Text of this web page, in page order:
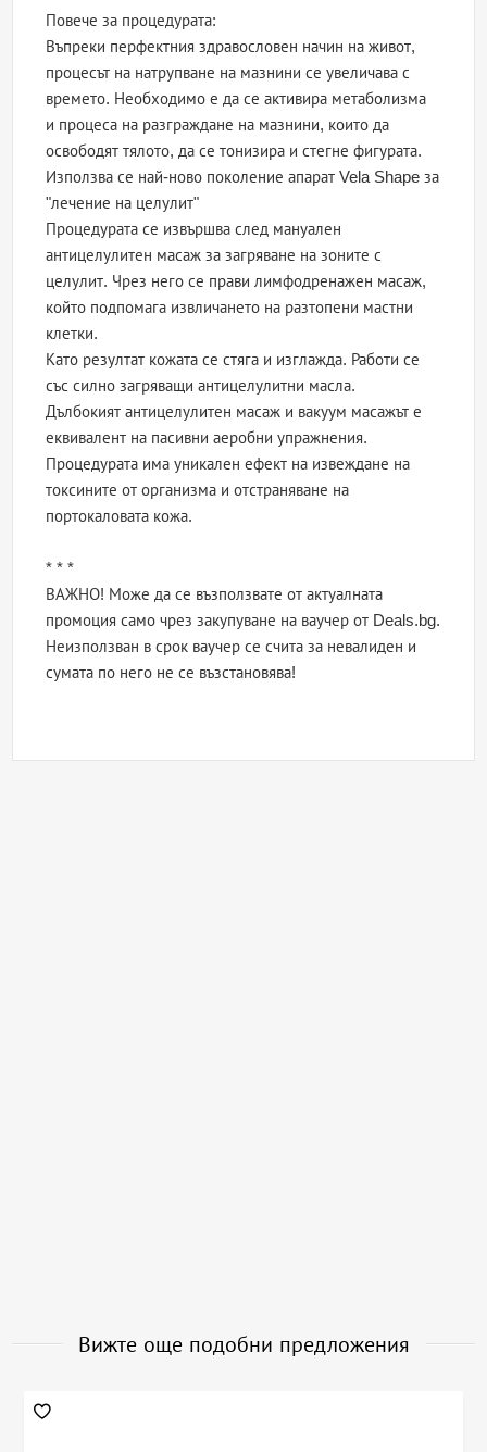
Повече за процедурата:
Въпреки перфектния здравословен начин на живот,
процесът на натрупване на мазнини се увеличава с
времето. Необходимо е да се активира метаболизма
и процеса на разграждане на мазнини, които да
освободят тялото, да се тонизира и стегне фигурата.
Използва се най-ново поколение апарат Vela Shape за
"лечение на целулит"
Процедурата се извършва след мануален
антицелулитен масаж за загряване на зоните с
целулит. Чрез него се прави лимфодренажен масаж,
който подпомага извличането на разтопени мастни
клетки.
Като резултат кожата се стяга и изглажда. Работи се
със силно загряващи антицелулитни масла.
Дълбокият антицелулитен масаж и вакуум масажът е
еквивалент на пасивни аеробни упражнения.
Процедурата има уникален ефект на извеждане на
токсините от организма и отстраняване на
портокаловата кожа.
* * *
ВАЖНО! Може да се възползвате от актуалната
промоция само чрез закупуване на ваучер от Deals.bg.
Неизползван в срок ваучер се счита за невалиден и
сумата по него не се възстановява!
Вижте още подобни предложения